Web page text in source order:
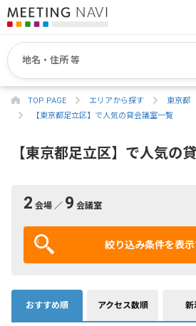
TOP PAGE エリアから探す
東京都
【東京都足立区】で人気の貸会議室一覧
【東京都足立区】で人気の
2 会場 ／ 9 会議室
絞り込み条件を表
おすすめ順 アクセス数順 新